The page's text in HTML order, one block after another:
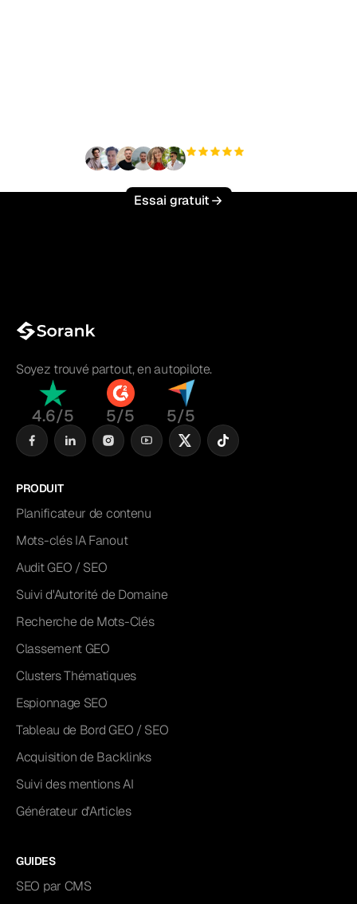
Essai gratuit
Soyez trouvé partout, en autopilote.
4.6/5 5/5 5/5
PRODUIT
Planificateur de contenu
Mots-clés IA Fanout
Audit GEO / SEO
Suivi d'Autorité de Domaine
Recherche de Mots-Clés
Classement GEO
Clusters Thématiques
Espionnage SEO
Tableau de Bord GEO / SEO
Acquisition de Backlinks
Suivi des mentions AI
Générateur d'Articles
GUIDES
SEO par CMS